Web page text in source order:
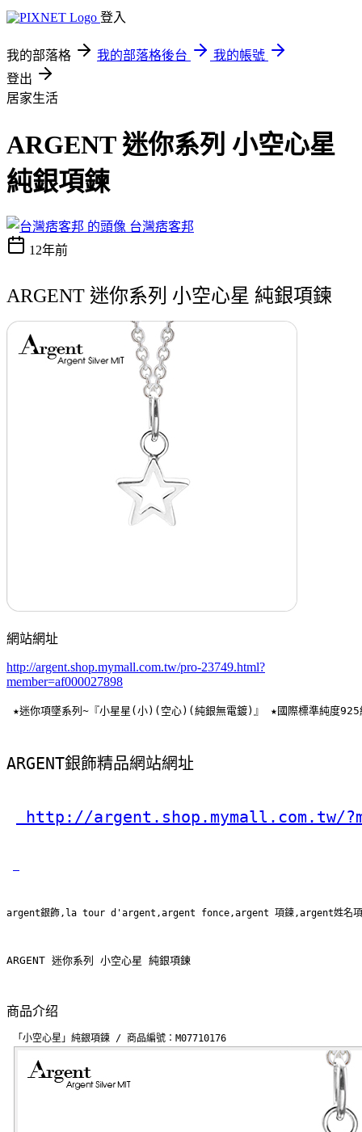
登入
我的部落格 我的部落格後台
我的帳號
登出
居家生活
ARGENT 迷你系列 小空心星
純銀項鍊
台灣痞客邦
12年前
ARGENT 迷你系列 小空心星 純銀項鍊
網站網址
http://argent.shop.mymall.com.tw/pro-23749.html?
member=af000027898
★迷你項墜系列~『小星星(小)(空心)(純銀無電鍍)』 ★國際標準純度
ARGENT銀飾精品網站網址
http://argent.shop.mymall.com.tw/
argent銀飾,la tour d'argent,argent fonce,argent 項鍊,argent姓名
ARGENT 迷你系列 小空心星 純銀項鍊
商品介绍
「小空心星」純銀項鍊 / 商品編號：M07710176